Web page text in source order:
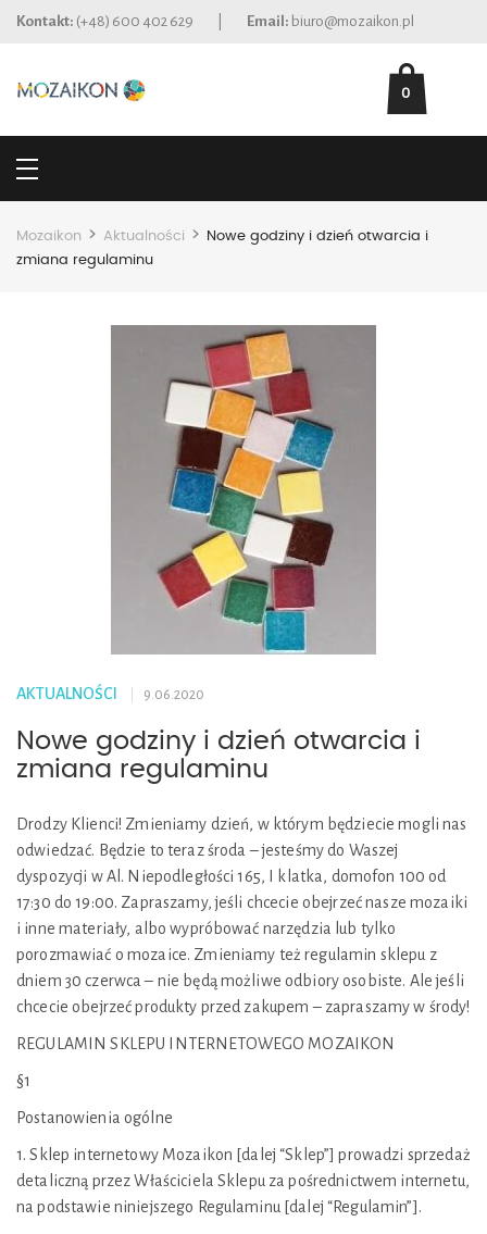
Kontakt: (+48) 600 402 629 Email: biuro@mozaikon.pl
0
Mozaikon > Aktualności >
Nowe godziny i dzień otwarcia i
zmiana regulaminu
AKTUALNOŚCI 9.06.2020
Nowe godziny i dzień otwarcia i
zmiana regulaminu
Drodzy Klienci! Zmieniamy dzień, w którym będziecie mogli nas
odwiedzać. Będzie to teraz środa – jesteśmy do Waszej
dyspozycji w Al. Niepodległości 165, I klatka, domofon 100 od
17:30 do 19:00. Zapraszamy, jeśli chcecie obejrzeć nasze mozaiki
i inne materiały, albo wypróbować narzędzia lub tylko
porozmawiać o mozaice. Zmieniamy też regulamin sklepu z
dniem 30 czerwca – nie będą możliwe odbiory osobiste. Ale jeśli
chcecie obejrzeć produkty przed zakupem – zapraszamy w środy!
REGULAMIN SKLEPU INTERNETOWEGO MOZAIKON
§1
Postanowienia ogólne
1. Sklep internetowy Mozaikon [dalej “Sklep”] prowadzi sprzedaż
detaliczną przez Właściciela Sklepu za pośrednictwem internetu,
na podstawie niniejszego Regulaminu [dalej “Regulamin”].